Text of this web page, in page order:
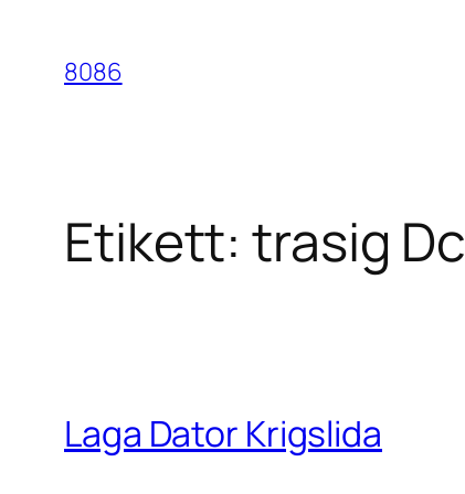
innehåll
8086
Etikett:trasig
Laga Dator Krigslida